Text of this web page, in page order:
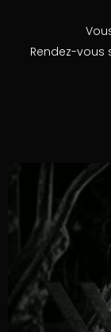
Rendez-vous